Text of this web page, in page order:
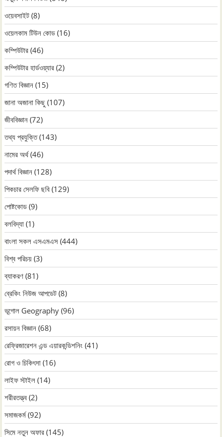
ওয়েবসাইট (8)
ওয়েলকাম টিউন কোড (16)
কম্পিউটার (46)
কম্পিউটার হার্ডওয়্যার (2)
গণিত বিজ্ঞান (15)
জানা অজানা কিছু (107)
জীববিজ্ঞান (72)
তথ্য প্রযুক্তি(143)
নামের অর্থ(46)
পদার্থ বিজ্ঞান (128)
পিকচার সেলফি ছবি (129)
পোষ্টকোড (9)
বলবিদ্যা (1)
বাংলা সকল এসএমএস (444)
বিশ্ব পরিচয় (3)
ব্যাকরণ (81)
ব্রেকিং নিউজ আপডেট (8)
ভূগোল Geography (96)
রসায়ন বিজ্ঞান (68)
রেফ্রিজারেশন এন্ড এয়ারকন্ডিশনিং (41)
রোগ ও চিকিৎসা (16)
লাইফ স্টাইল (14)
শরীরতত্ত্ব (2)
সমাজকর্ম(92)
সিমে নতুন ‍অফার (145)